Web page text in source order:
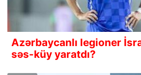
Azərbaycanlı legioner
səs-küy yaratdı?